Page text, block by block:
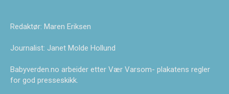
Redaktør: Maren Eriksen
Journalist: Janet Molde Hollund
Babyverden.no arbeider etter Vær Varsom- plakatens regler
for god presseskikk.